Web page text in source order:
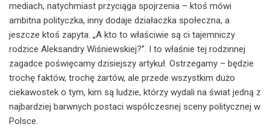
mediach, natychmiast przyciąga spojrzenia – ktoś mówi
ambitna polityczka, inny dodaje działaczka społeczna, a
jeszcze ktoś zapyta: „A kto to właściwie są ci tajemniczy
rodzice Aleksandry Wiśniewskiej?”. I to właśnie tej rodzinnej
zagadce poświęcamy dzisiejszy artykuł. Ostrzegamy – będzie
trochę faktów, trochę żartów, ale przede wszystkim dużo
ciekawostek o tym, kim są ludzie, którzy wydali na świat jedną z
najbardziej barwnych postaci współczesnej sceny politycznej w
Polsce.